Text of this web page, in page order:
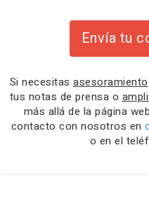
Envía tu
Si necesitas asesoramiento
tus notas de prensa o
más allá de la página
contacto con nosotros en
o en el